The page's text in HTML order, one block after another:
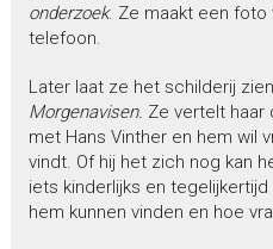
onderzoek. Ze maakt een foto
telefoon.
Later laat ze het schilderij
Morgenavisen. Ze vertelt
met Hans Vinther en hem wil
vindt. Of hij het zich nog kan
iets kinderlijks en
hem kunnen vinden en hoe